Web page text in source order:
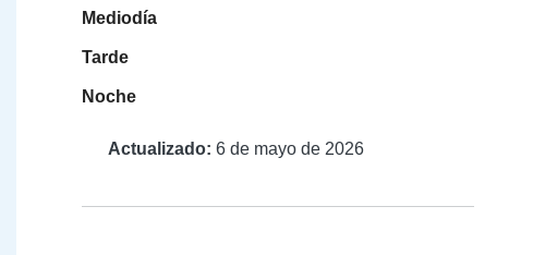
Mediodía
Tarde
Noche
Actualizado: 6 de mayo de 2026